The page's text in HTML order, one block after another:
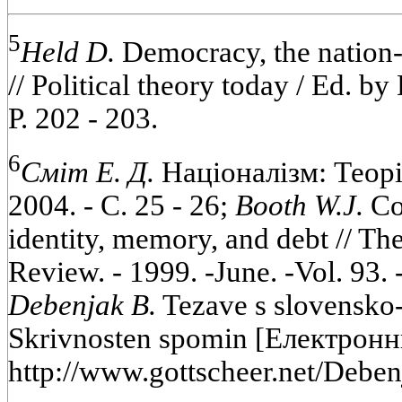
5Held D. Democracy, the
// Political theory today / Ed. by
P. 202 - 203.
6Сміт Е. Д. Націоналізм:
2004. - С. 25 - 26; Booth W.J.
identity, memory, and debt //
Review. - 1999. -June. -Vol. 93.
Debenjak B. Tezave s
Skrivnosten spomin
http://www.gottscheer.net/